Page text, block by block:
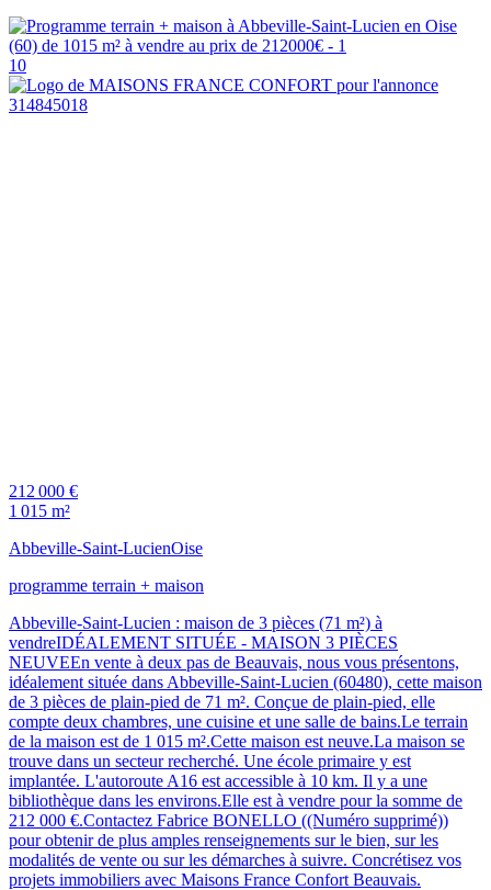
10
212 000 €
1 015 m²
Abbeville-Saint-LucienOise
programme terrain + maison
Abbeville-Saint-Lucien : maison de 3 pièces (71 m²) à
vendreIDÉALEMENT SITUÉE - MAISON 3 PIÈCES
NEUVEEn vente à deux pas de Beauvais, nous vous présentons,
idéalement située dans Abbeville-Saint-Lucien (60480), cette maison
de 3 pièces de plain-pied de 71 m². Conçue de plain-pied, elle
compte deux chambres, une cuisine et une salle de bains.Le terrain
de la maison est de 1 015 m².Cette maison est neuve.La maison se
trouve dans un secteur recherché. Une école primaire y est
implantée. L'autoroute A16 est accessible à 10 km. Il y a une
bibliothèque dans les environs.Elle est à vendre pour la somme de
212 000 €.Contactez Fabrice BONELLO ((Numéro supprimé))
pour obtenir de plus amples renseignements sur le bien, sur les
modalités de vente ou sur les démarches à suivre. Concrétisez vos
projets immobiliers avec Maisons France Confort Beauvais.